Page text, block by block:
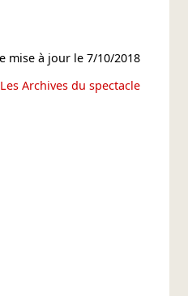
mise à jour le7/10/2018
Les Archives du spectacle